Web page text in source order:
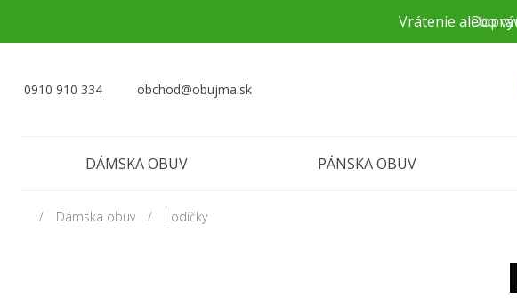
0910 910 334 obchod@obujma.sk
DÁMSKA OBUV PÁNSKA OBUV
Dámska obuv Lodičky